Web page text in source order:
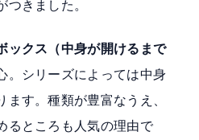
つきました。
ックス（中身が開けるまで
。シリーズによっては中身
ます。種類が豊富なうえ、
るところも人気の理由で